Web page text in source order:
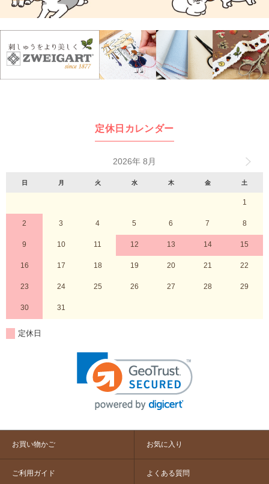
定休日カレンダー
2026年 8月
日 月 火 水 木 金 土
1
2 3 4 5 6 7 8
9 10 11 12 13 14 15
16 17 18 19 20 21 22
23 24 25 26 27 28 29
30 31
定休日
お買い物かご お気に入り
ご利用ガイド よくある質問